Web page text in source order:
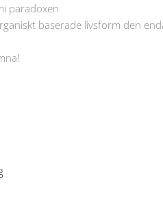
paradoxen
baserade livsform den